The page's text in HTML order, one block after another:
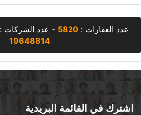
عدد العقارات : 5820 - عدد الشركات :
19648814
اشترك في القائمة البريدية